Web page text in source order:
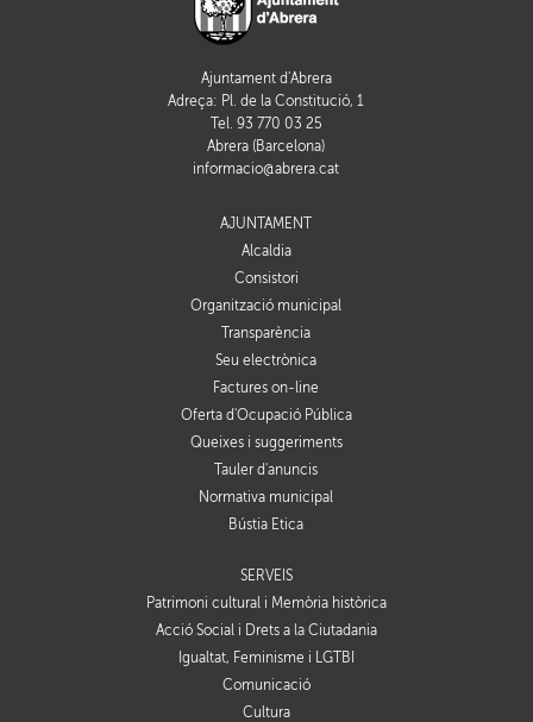
Ajuntament d'Abrera
Adreça: Pl. de la Constitució, 1
Tel. 93 770 03 25
Abrera (Barcelona)
informacio@abrera.cat
AJUNTAMENT
Alcaldia
Consistori
Organització municipal
Transparència
Seu electrònica
Factures on-line
Oferta d'Ocupació Pública
Queixes i suggeriments
Tauler d'anuncis
Normativa municipal
Bústia Ètica
SERVEIS
Patrimoni cultural i Memòria històrica
Acció Social i Drets a la Ciutadania
Igualtat, Feminisme i LGTBI
Comunicació
Cultura